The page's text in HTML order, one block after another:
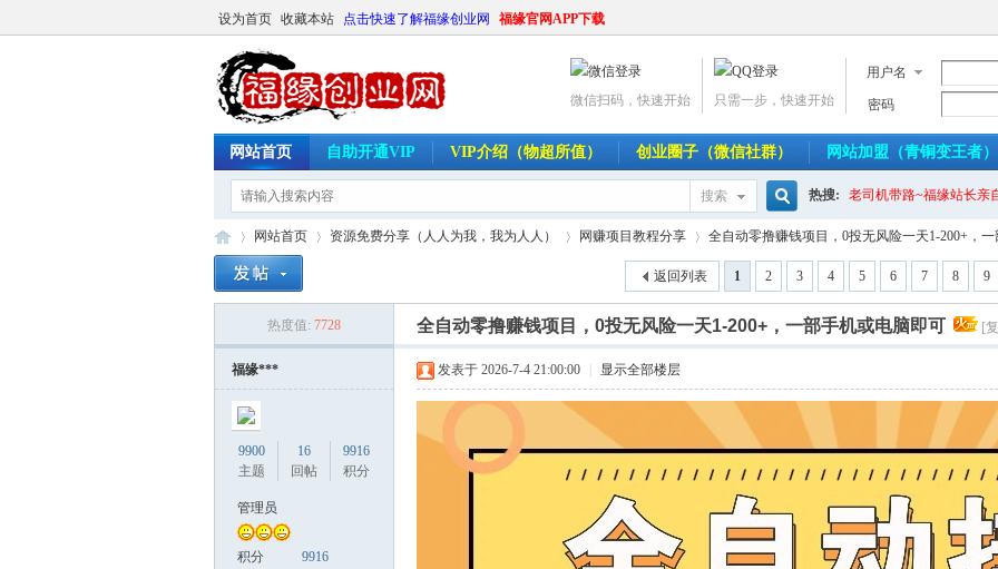
设为首页 收藏本站 点击快速了解福缘创业网 福缘官网APP下载
用户名
密码
只需一步，快速开始
微信扫码，快速开始
网站首页 自助开通VIP VIP介绍（物超所值） 创业圈子（微信社群） 网站加盟（青铜变王者）
搜索
搜
索
热搜: 老司机带路~福缘站长亲
网站首页
›
资源免费分享（人人为我，我为人人）
›
网赚项目教程分享 全自动零撸赚钱项目，0投无风险一天1-200+，一
1 2 3 4 5 6 7 8 9
返回列表
热度值: 7728 全自动零撸赚钱项目，0投无风险一天1-200+，一部手机或电脑即可 [
福缘***
9900
主题
16
回帖
9916
积分
管理员
积分 9916
发表于 2026-7-4 21:00:00 显示全部楼层